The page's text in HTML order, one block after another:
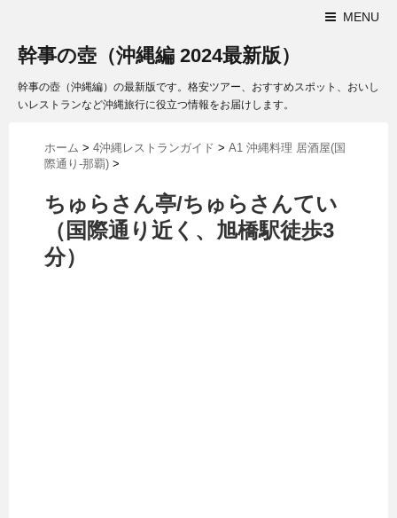
MENU
幹事の壺（沖縄編 2024最新版）
幹事の壺（沖縄編）の最新版です。格安ツアー、おすすめスポット、おいし
いレストランなど沖縄旅行に役立つ情報をお届けします。
ホーム > 4沖縄レストランガイド > A1 沖縄料理 居酒屋(国
際通り-那覇) >
ちゅらさん亭/ちゅらさんてい
（国際通り近く、旭橋駅徒歩3
分）